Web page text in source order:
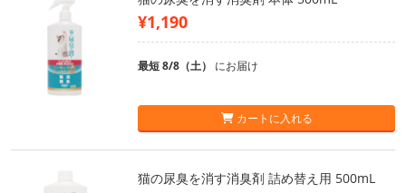
¥1,190
最短 8/8（土） にお届け
カートに入れる
猫の尿臭を消す消臭剤 詰め替え用 500mL